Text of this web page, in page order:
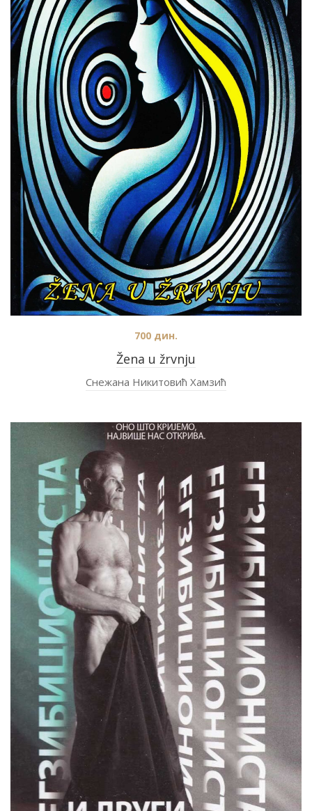
Žena u žrvnju
700 дин.
Снежана Никитовић Хамзић